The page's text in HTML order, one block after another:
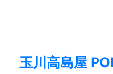
玉川高島屋